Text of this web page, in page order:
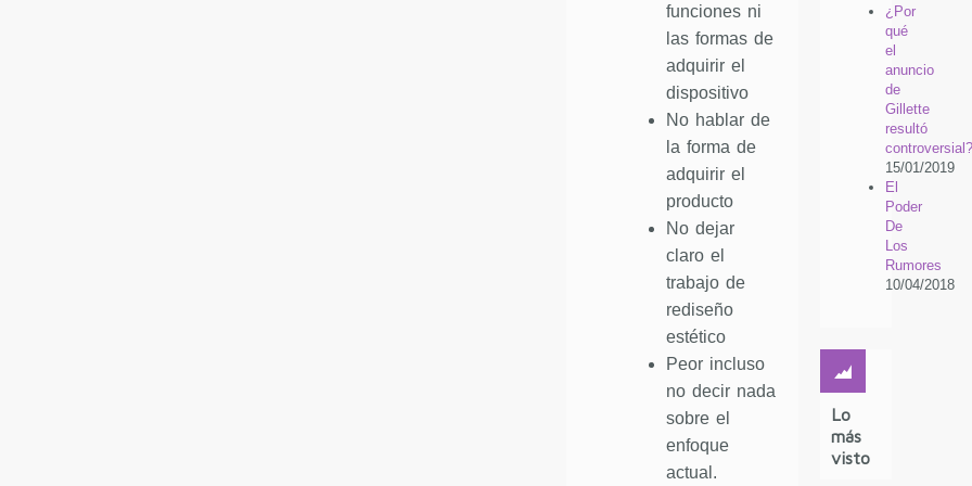
funciones ni
las formas de
adquirir el
dispositivo
No hablar de
la forma de
adquirir el
producto
No dejar
claro el
trabajo de
rediseño
estético
Peor incluso
no decir nada
sobre el
enfoque
actual.
¿Por
qué
el
anuncio
de
Gillette
resultó
controversial?
15/01/2019
El
Poder
De
Los
Rumores
10/04/2018
Lo
más
visto